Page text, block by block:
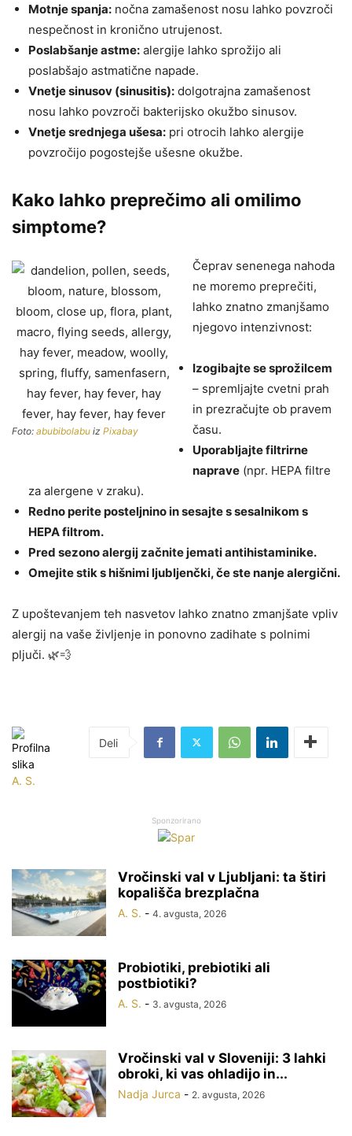
Motnje spanja: nočna zamašenost nosu lahko povzroči
nespečnost in kronično utrujenost.
Poslabšanje astme: alergije lahko sprožijo ali
poslabšajo astmatične napade.
Vnetje sinusov (sinusitis): dolgotrajna zamašenost
nosu lahko povzroči bakterijsko okužbo sinusov.
Vnetje srednjega ušesa: pri otrocih lahko alergije
povzročijo pogostejše ušesne okužbe.
Kako lahko preprečimo ali omilimo
simptome?
Foto: abubibolabu iz Pixabay
Čeprav senenega nahoda
ne moremo preprečiti,
lahko znatno zmanjšamo
njegovo intenzivnost:
Izogibajte se sprožilcem
– spremljajte cvetni prah
in prezračujte ob pravem
času.
Uporabljajte filtrirne
naprave (npr. HEPA filtre
za alergene v zraku).
Redno perite posteljnino in sesajte s sesalnikom s
HEPA filtrom.
Pred sezono alergij začnite jemati antihistaminike.
Omejite stik s hišnimi ljubljenčki, če ste nanje alergični.
Z upoštevanjem teh nasvetov lahko znatno zmanjšate vpliv
alergij na vaše življenje in ponovno zadihate s polnimi
pljuči. 🌿💨
A. S.
Sponzorirano
Vročinski val v Ljubljani: ta štiri
kopališča brezplačna
A. S. - 4. avgusta, 2026
Probiotiki, prebiotiki ali
postbiotiki?
A. S. - 3. avgusta, 2026
Vročinski val v Sloveniji: 3 lahki
obroki, ki vas ohladijo in...
Nadja Jurca - 2. avgusta, 2026